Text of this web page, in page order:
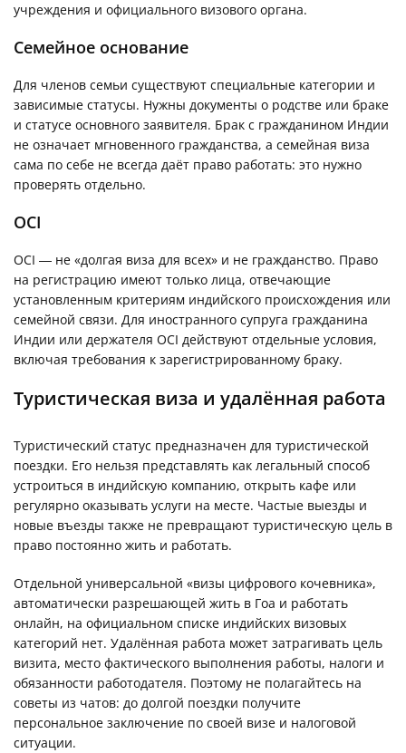
учреждения и официального визового органа.
Семейное основание
Для членов семьи существуют специальные категории и
зависимые статусы. Нужны документы о родстве или браке
и статусе основного заявителя. Брак с гражданином Индии
не означает мгновенного гражданства, а семейная виза
сама по себе не всегда даёт право работать: это нужно
проверять отдельно.
OCI
OCI — не «долгая виза для всех» и не гражданство. Право
на регистрацию имеют только лица, отвечающие
установленным критериям индийского происхождения или
семейной связи. Для иностранного супруга гражданина
Индии или держателя OCI действуют отдельные условия,
включая требования к зарегистрированному браку.
Туристическая виза и удалённая работа
Туристический статус предназначен для туристической
поездки. Его нельзя представлять как легальный способ
устроиться в индийскую компанию, открыть кафе или
регулярно оказывать услуги на месте. Частые выезды и
новые въезды также не превращают туристическую цель в
право постоянно жить и работать.
Отдельной универсальной «визы цифрового кочевника»,
автоматически разрешающей жить в Гоа и работать
онлайн, на официальном списке индийских визовых
категорий нет. Удалённая работа может затрагивать цель
визита, место фактического выполнения работы, налоги и
обязанности работодателя. Поэтому не полагайтесь на
советы из чатов: до долгой поездки получите
персональное заключение по своей визе и налоговой
ситуации.